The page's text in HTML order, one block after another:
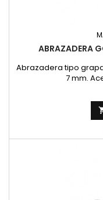
ABRAZADERA
Abrazadera tipo
7 mm.